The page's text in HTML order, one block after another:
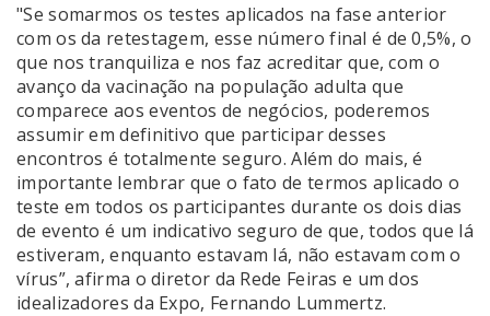
"Se somarmos os testes aplicados na fase anterior
com os da retestagem, esse número final é de 0,5%, o
que nos tranquiliza e nos faz acreditar que, com o
avanço da vacinação na população adulta que
comparece aos eventos de negócios, poderemos
assumir em definitivo que participar desses
encontros é totalmente seguro. Além do mais, é
importante lembrar que o fato de termos aplicado o
teste em todos os participantes durante os dois dias
de evento é um indicativo seguro de que, todos que lá
estiveram, enquanto estavam lá, não estavam com o
vírus”, afirma o diretor da Rede Feiras e um dos
idealizadores da Expo, Fernando Lummertz.